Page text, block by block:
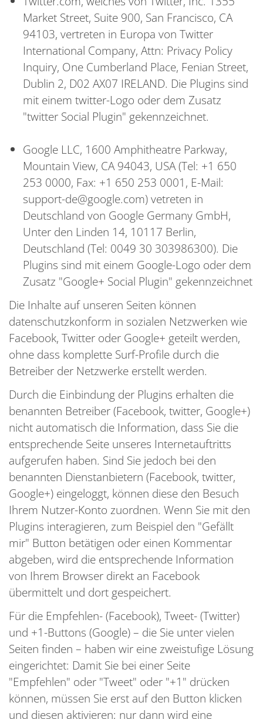
Market Street, Suite 900, San Francisco, CA
94103, vertreten in Europa von Twitter
International Company, Attn: Privacy Policy
Inquiry, One Cumberland Place, Fenian Street,
Dublin 2, D02 AX07 IRELAND. Die Plugins sind
mit einem twitter-Logo oder dem Zusatz
"twitter Social Plugin" gekennzeichnet.
Google LLC, 1600 Amphitheatre Parkway,
Mountain View, CA 94043, USA (Tel: +1 650
253 0000, Fax: +1 650 253 0001, E-Mail:
support-de@google.com) vetreten in
Deutschland von Google Germany GmbH,
Unter den Linden 14, 10117 Berlin,
Deutschland (Tel: 0049 30 303986300). Die
Plugins sind mit einem Google-Logo oder dem
Zusatz "Google+ Social Plugin" gekennzeichnet
Die Inhalte auf unseren Seiten können
datenschutzkonform in sozialen Netzwerken wie
Facebook, Twitter oder Google+ geteilt werden,
ohne dass komplette Surf-Profile durch die
Betreiber der Netzwerke erstellt werden.
Durch die Einbindung der Plugins erhalten die
benannten Betreiber (Facebook, twitter, Google+)
nicht automatisch die Information, dass Sie die
entsprechende Seite unseres Internetauftritts
aufgerufen haben. Sind Sie jedoch bei den
benannten Dienstanbietern (Facebook, twitter,
Google+) eingeloggt, können diese den Besuch
Ihrem Nutzer-Konto zuordnen. Wenn Sie mit den
Plugins interagieren, zum Beispiel den "Gefällt
mir" Button betätigen oder einen Kommentar
abgeben, wird die entsprechende Information
von Ihrem Browser direkt an Facebook
übermittelt und dort gespeichert.
Für die Empfehlen- (Facebook), Tweet- (Twitter)
und +1-Buttons (Google) – die Sie unter vielen
Seiten finden – haben wir eine zweistufige Lösung
eingerichtet: Damit Sie bei einer Seite
"Empfehlen" oder "Tweet" oder "+1" drücken
können, müssen Sie erst auf den Button klicken
und diesen aktivieren; nur dann wird eine